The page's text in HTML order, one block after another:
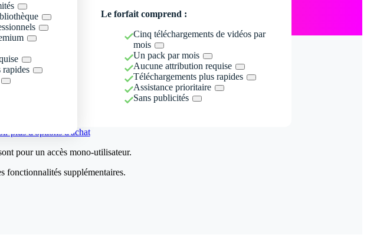
rapides
Le forfait comprend :
Cinq téléchargements de vidéos par
mois
Un pack par mois
Aucune attribution requise
Téléchargements plus rapides
Assistance prioritaire
Sans publicités
plus d'options d'achat
pour un accès mono-utilisateur.
fonctionnalités supplémentaires.